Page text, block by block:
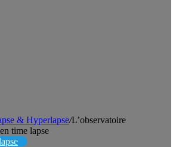
& Hyperlapse/L’observatoire
time lapse